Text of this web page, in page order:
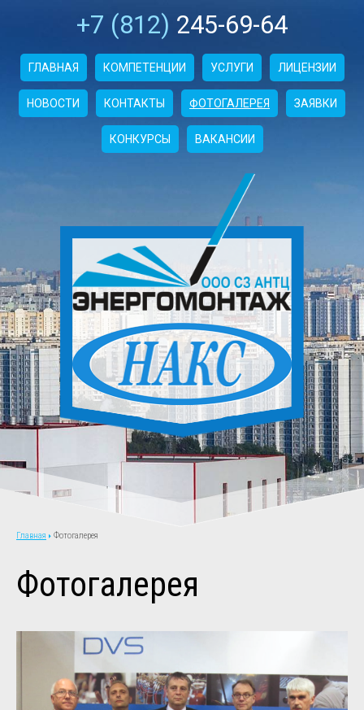
+7 (812) 245-69-64
ГЛАВНАЯ КОМПЕТЕНЦИИ УСЛУГИ ЛИЦЕНЗИИ
НОВОСТИ КОНТАКТЫ ФОТОГАЛЕРЕЯ ЗАЯВКИ
КОНКУРСЫ ВАКАНСИИ
Главная Фотогалерея
Фотогалерея